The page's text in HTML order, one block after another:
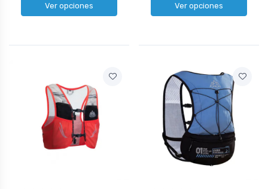
Ver opciones Ver opciones